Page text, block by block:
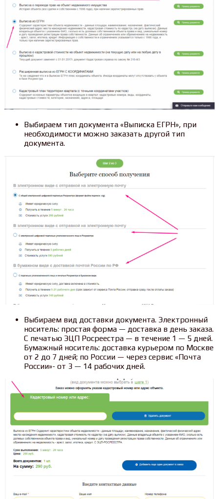
Выбираем тип документа «Выписка ЕГРН», при
необходимости можно заказать другой тип
документа.
Выбираем вид доставки документа. Электронный
носитель: простая форма — доставка в день заказа.
С печатью ЭЦП Росреестра — в течение 1 — 5 дней.
Бумажный носитель: доставка курьером по Москве
от 2 до 7 дней; по России — через сервис «Почта
России»- от 3 — 14 рабочих дней.